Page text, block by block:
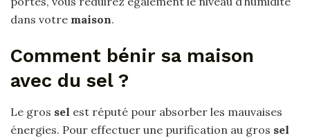
dans votre maison.
Comment bénir sa maison
avec du sel ?
Le gros sel est réputé pour absorber les mauvaises
énergies. Pour effectuer une purification au gros sel